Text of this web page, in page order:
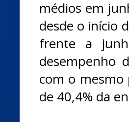
médios em
desde o início
frente a
desempenho
com o mesmo
de 40,4% da